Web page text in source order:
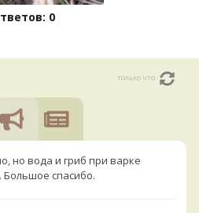
0
только что
но вода и гриб при варке
Большое спасибо.